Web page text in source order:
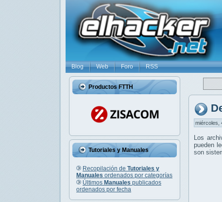
Blog Web Foro RSS
Productos FTTH
Tutoriales y Manuales
Recopilación de Tutoriales y
Manuales ordenados por categorías
Últimos Manuales publicados
ordenados por fecha
miércoles,
Los
pueden
son